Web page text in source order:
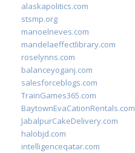
alaskapolitics.com
stsmp.org
manoelneves.com
mandelaeffectlibrary.com
roselynns.com
balanceyoganj.com
salesforceblogs.com
TrainGames365.com
BaytownEvaCationRentals.com
JabalpurCakeDelivery.com
halobjd.com
intelligenceqatar.com